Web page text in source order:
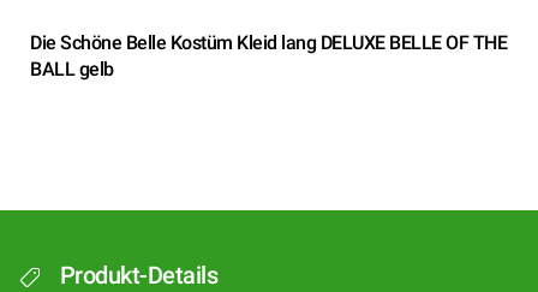
Die Schöne Belle Kostüm Kleid lang DELUXE BELLE OF THE
BALL gelb
Produkt-Details